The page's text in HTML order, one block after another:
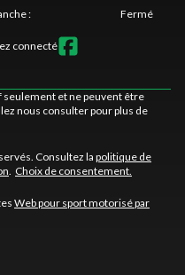
: Fermé
connecté
seulement et ne peuvent être
nous consulter pour plus de
Consultez la politique de
Choix de consentement.
Web pour sport motorisé par